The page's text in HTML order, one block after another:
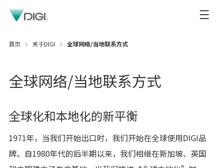
首页 关于DIGI 全球网络/当地联系方式
全球网络/当地联系方式
全球化和本地化的新平衡
1971年，当我们开始出口时，我们开始在全球使用DIGI品
牌。自1980年代的后半期以来，我们相继在新加坡、英国